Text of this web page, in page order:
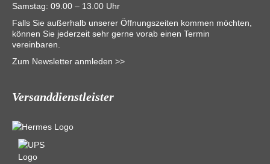
Samstag: 09.00 – 13.00 Uhr
Falls Sie außerhalb unserer Öffnungszeiten kommen möchten,
können Sie jederzeit sehr gerne vorab einen Termin
vereinbaren.
Zum Newsletter anmleden >>
Versanddienstleister